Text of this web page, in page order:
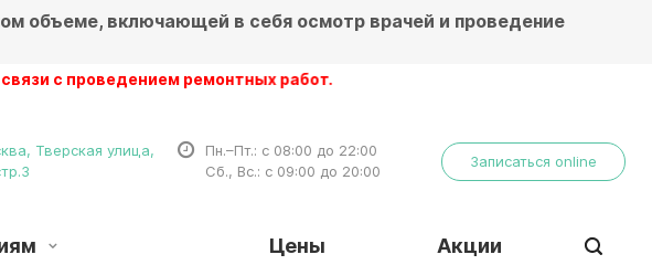
объеме, включающей в себя осмотр врачей и проведение
проведением ремонтных работ.
Пн.–Пт.: с 08:00 до 22:00
Сб., Вс.: с 09:00 до 20:00
Записаться online
Тверская улица,
Цены Акции